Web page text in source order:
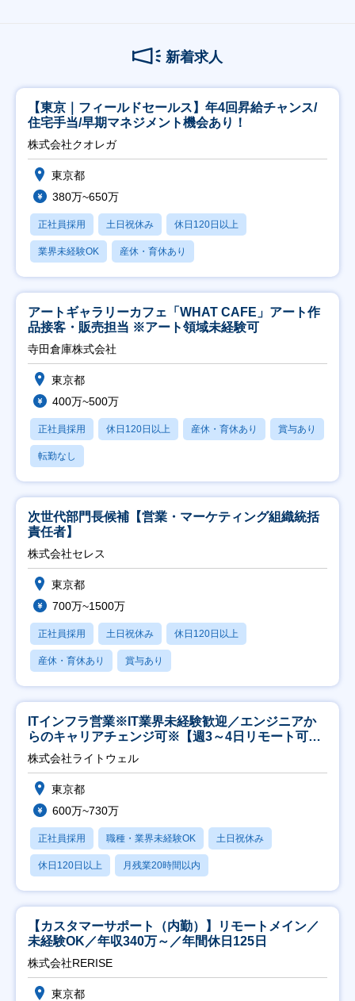
新着求人
【東京｜フィールドセールス】年4回昇給チャンス/
住宅手当/早期マネジメント機会あり！
株式会社クオレガ
東京都
380万~650万
正社員採用 土日祝休み 休日120日以上
業界未経験OK 産休・育休あり
アートギャラリーカフェ「WHAT CAFE」アート作
品接客・販売担当 ※アート領域未経験可
寺田倉庫株式会社
東京都
400万~500万
正社員採用 休日120日以上 産休・育休あり 賞与あり
転勤なし
次世代部門長候補【営業・マーケティング組織統括
責任者】
株式会社セレス
東京都
700万~1500万
正社員採用 土日祝休み 休日120日以上
産休・育休あり 賞与あり
ITインフラ営業※IT業界未経験歓迎／エンジニアか
らのキャリアチェンジ可※【週3～4日リモート可
能】
株式会社ライトウェル
東京都
600万~730万
正社員採用 職種・業界未経験OK 土日祝休み
休日120日以上 月残業20時間以内
【カスタマーサポート（内勤）】リモートメイン／
未経験OK／年収340万～／年間休日125日
株式会社RERISE
東京都